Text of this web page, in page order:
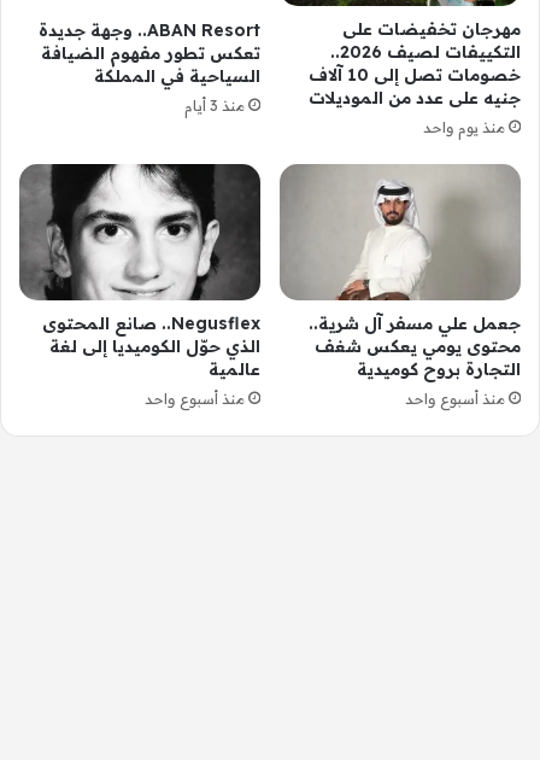
مهرجان تخفيضات على
التكييفات لصيف 2026..
خصومات تصل إلى 10 آلاف
جنيه على عدد من الموديلات
منذ يوم واحد
ABAN Resort.. وجهة جديدة
تعكس تطور مفهوم الضيافة
السياحية في المملكة
منذ 3 أيام
جعمل علي مسفر آل شرية..
محتوى يومي يعكس شغف
التجارة بروح كوميدية
منذ أسبوع واحد
Negusflex.. صانع المحتوى
الذي حوّل الكوميديا إلى لغة
عالمية
منذ أسبوع واحد